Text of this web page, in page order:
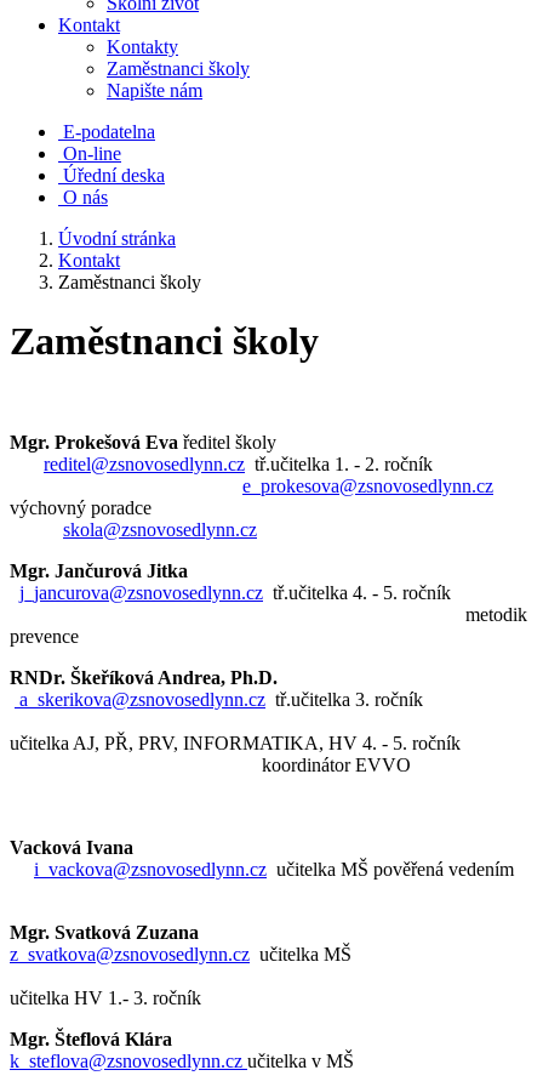
Kontakt
Kontakty
Zaměstnanci školy
Napište nám
E-podatelna
On-line
Úřední deska
O nás
Úvodní stránka
Kontakt
Zaměstnanci školy
Zaměstnanci školy
Mgr. Prokešová Eva ředitel školy
reditel@zsnovosedlynn.cz tř.učitelka 1. - 2. ročník
e_prokesova@zsnovosedlynn.cz
výchovný poradce
skola@zsnovosedlynn.cz
Mgr. Jančurová Jitka
j_jancurova@zsnovosedlynn.cz tř.učitelka 4. - 5. ročník
metodik
prevence
RNDr. Škeříková Andrea, Ph.D.
a_skerikova@zsnovosedlynn.cz tř.učitelka 3. ročník
učitelka AJ, PŘ, PRV, INFORMATIKA, HV 4. - 5. ročník
koordinátor EVVO
Vacková Ivana
i_vackova@zsnovosedlynn.cz učitelka MŠ pověřená vedením
Mgr. Svatková Zuzana
z_svatkova@zsnovosedlynn.cz učitelka MŠ
učitelka HV 1.- 3. ročník
Mgr. Šteflová Klára
k_steflova@zsnovosedlynn.cz učitelka v MŠ